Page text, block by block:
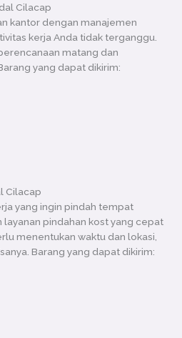
Cilacap
kantor dengan manajemen
kerja Anda tidak terganggu.
matang dan
yang dapat dikirim:
Cilacap
yang ingin pindah tempat
pindahan kost yang cepat
menentukan waktu dan lokasi,
Barang yang dapat dikirim: